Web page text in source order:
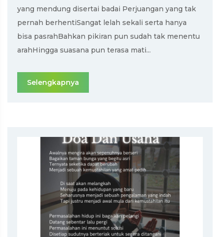
yang mendung disertai badai Perjuangan yang tak
pernah berhentiSangat lelah sekali serta hanya
bisa pasrahBahkan pikiran pun sudah tak menentu
arahHingga suasana pun terasa mati...
Selengkapnya